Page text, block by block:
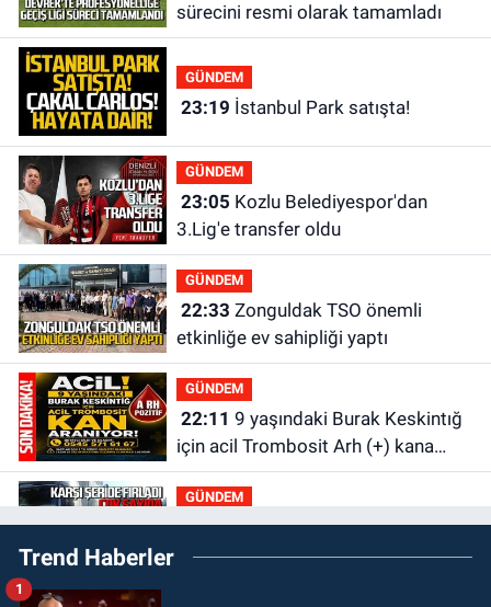
sürecini resmi olarak tamamladı
GÜNDEM
23:19 İstanbul Park satışta!
GÜNDEM
23:05
3.Lig'e transfer oldu
GÜNDEM
22:33
etkinliğe ev sahipliği yaptı
GÜNDEM
22:11
için acil Trombosit Arh (+) kana
ihtiyaç var
GÜNDEM
21:50Yoldan çıktı karşı şeride
fırladı: Çok sayıda yaralı var
Trend Haberler
1